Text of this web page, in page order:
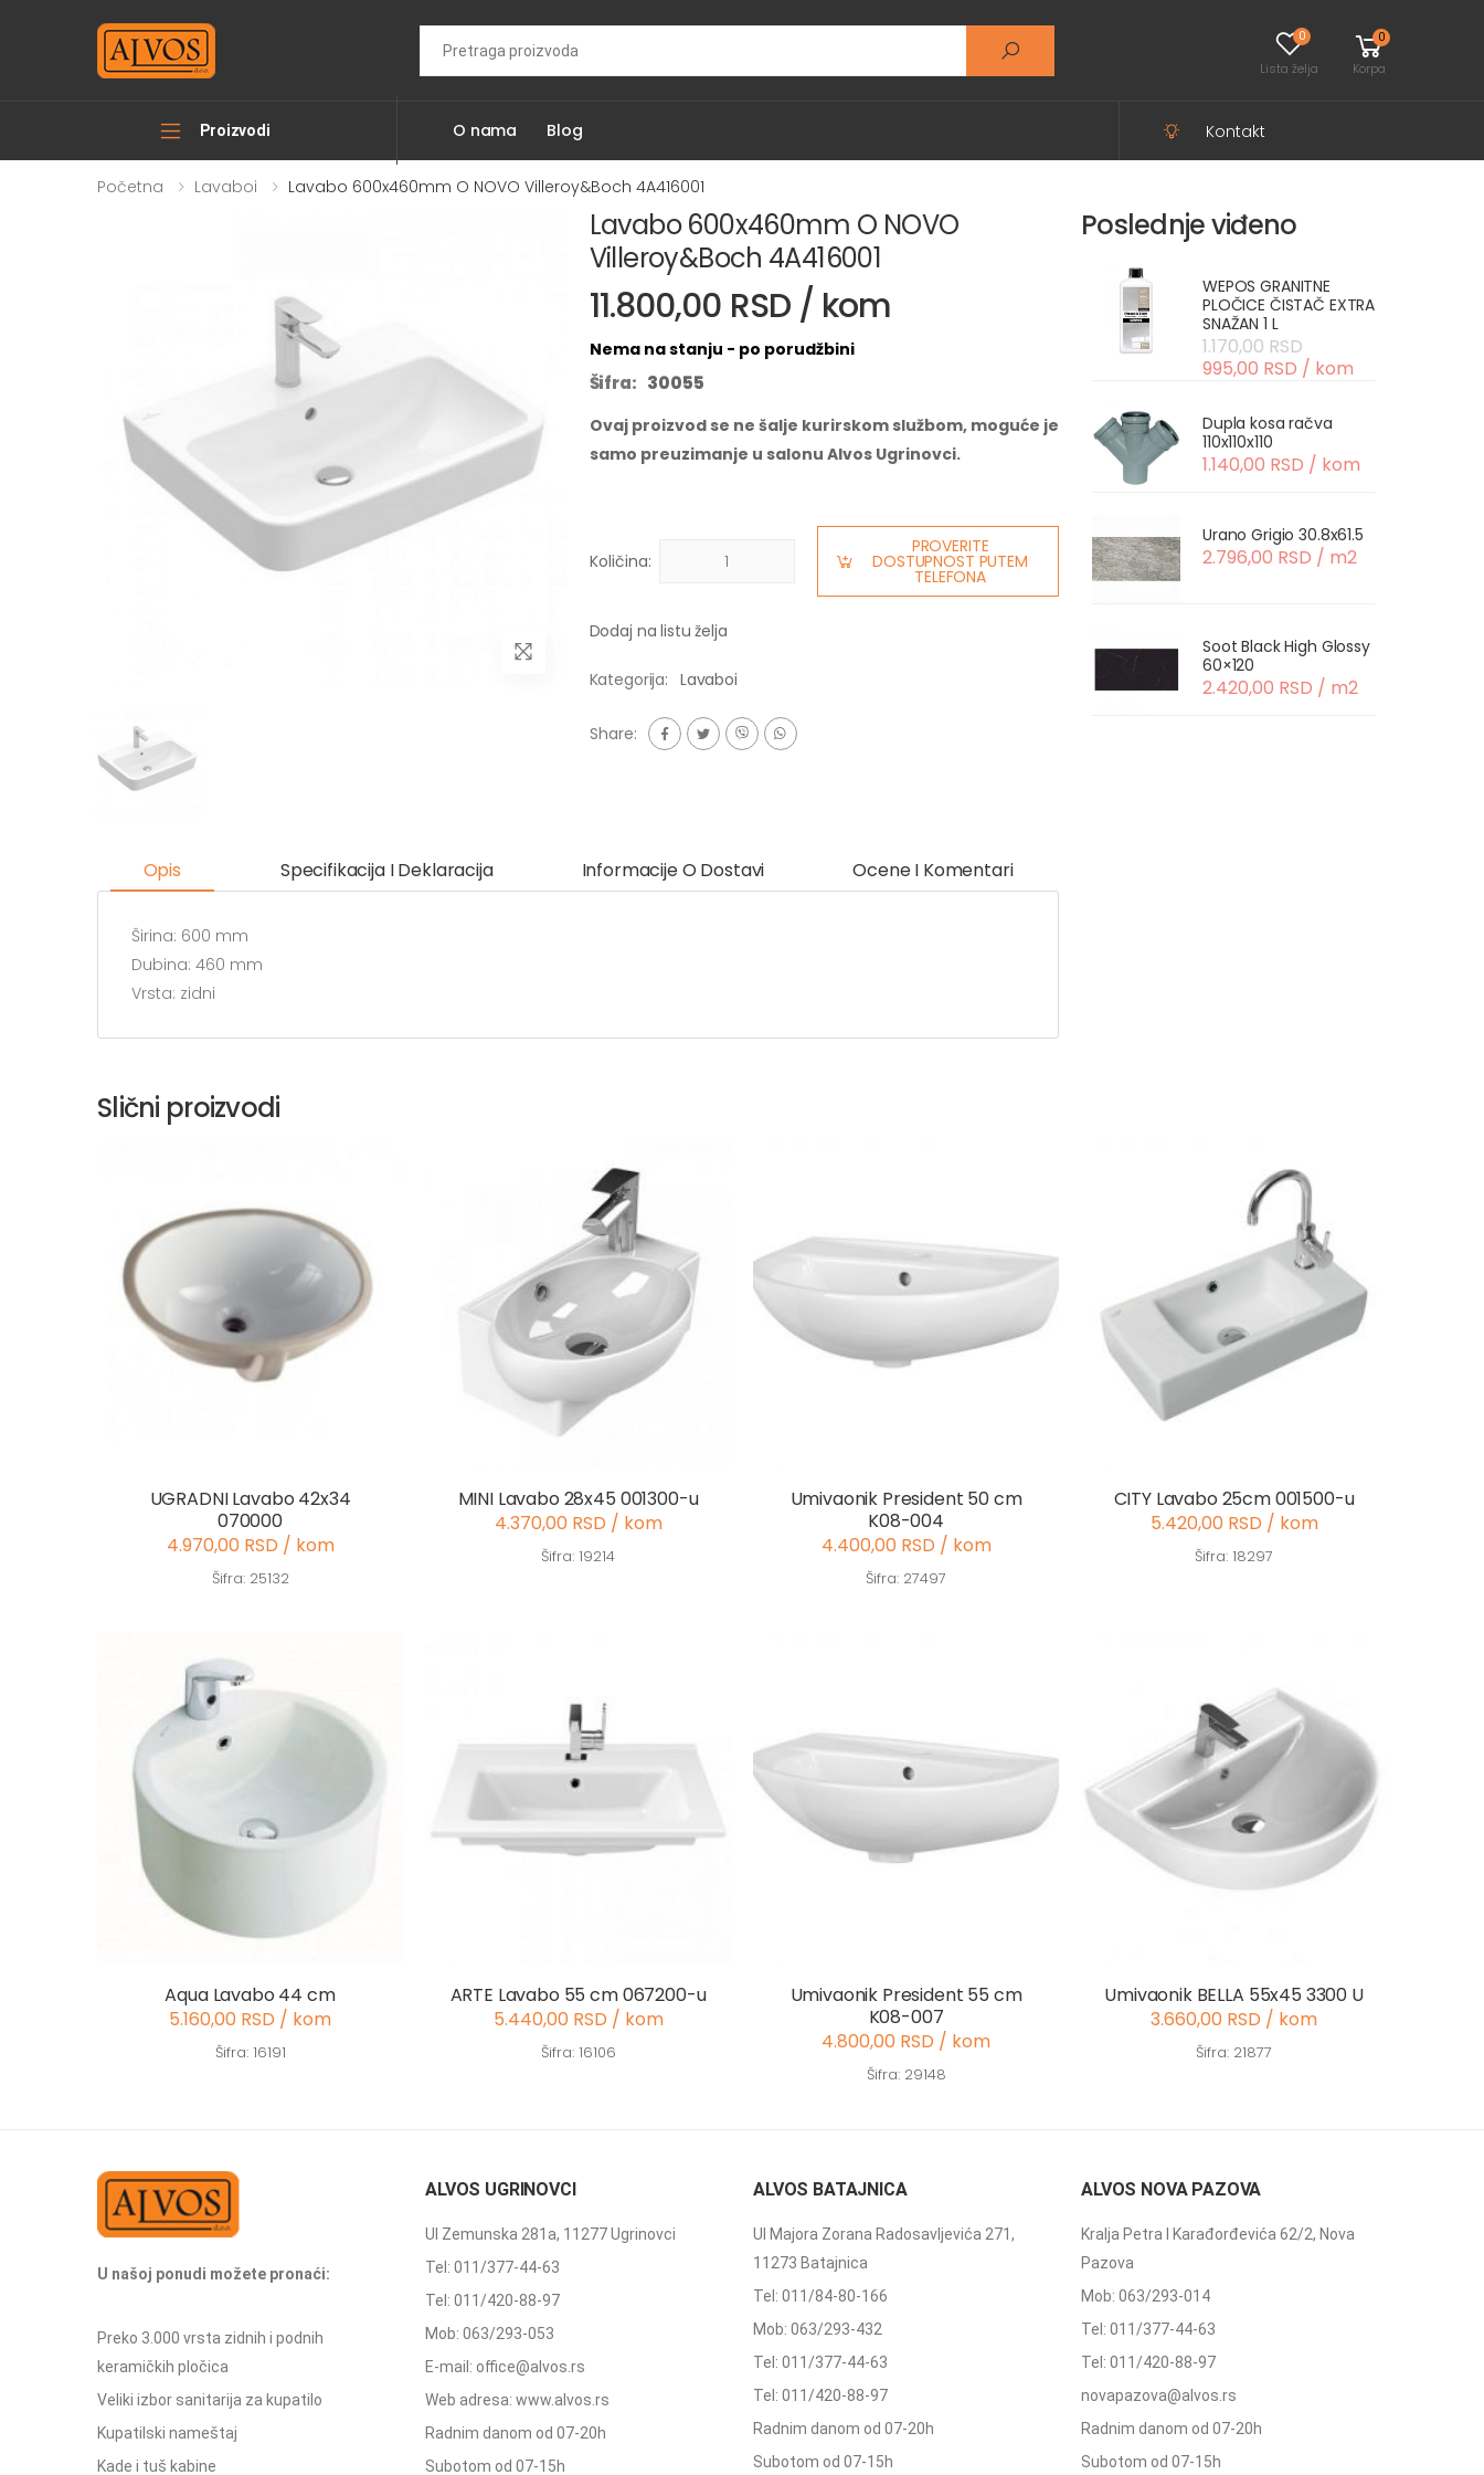
0
Lista želja
0
Korpa
Proizvodi O nama Blog Kontakt
Početna Lavaboi Lavabo 600x460mm O NOVO Villeroy&Boch 4A416001
Lavabo 600x460mm O NOVO
Villeroy&Boch 4A416001
11.800,00 RSD / kom
Nema na stanju - po porudžbini
Šifra: 30055
Ovaj proizvod se ne šalje kurirskom službom, moguće je
samo preuzimanje u salonu Alvos Ugrinovci.
Količina:
PROVERITE
DOSTUPNOST PUTEM
TELEFONA
Dodaj na listu želja
Kategorija: Lavaboi
Share:
Opis Specifikacija I Deklaracija Informacije O Dostavi Ocene I Komentari
Širina: 600 mm
Dubina: 460 mm
Vrsta: zidni
Poslednje viđeno
WEPOS GRANITNE
PLOČICE ČISTAČ EXTRA
SNAŽAN 1 L
1.170,00 RSD
995,00 RSD / kom
Dupla kosa račva
110x110x110
1.140,00 RSD / kom
Urano Grigio 30.8x61.5
2.796,00 RSD / m2
Soot Black High Glossy
60×120
2.420,00 RSD / m2
Slični proizvodi
UGRADNI Lavabo 42x34
070000
4.970,00 RSD / kom
Šifra: 25132
MINI Lavabo 28x45 001300-u
4.370,00 RSD / kom
Šifra: 19214
Umivaonik President 50 cm
K08-004
4.400,00 RSD / kom
Šifra: 27497
CITY Lavabo 25cm 001500-u
5.420,00 RSD / kom
Šifra: 18297
Aqua Lavabo 44 cm
5.160,00 RSD / kom
Šifra: 16191
ARTE Lavabo 55 cm 067200-u
5.440,00 RSD / kom
Šifra: 16106
Umivaonik President 55 cm
K08-007
4.800,00 RSD / kom
Šifra: 29148
Umivaonik BELLA 55x45 3300 U
3.660,00 RSD / kom
Šifra: 21877
U našoj ponudi možete pronaći:
Preko 3.000 vrsta zidnih i podnih
keramičkih pločica
Veliki izbor sanitarija za kupatilo
Kupatilski nameštaj
Kade i tuš kabine
ALVOS UGRINOVCI
Ul Zemunska 281a, 11277 Ugrinovci
Tel: 011/377-44-63
Tel: 011/420-88-97
Mob: 063/293-053
E-mail: office@alvos.rs
Web adresa: www.alvos.rs
Radnim danom od 07-20h
Subotom od 07-15h
ALVOS BATAJNICA
Ul Majora Zorana Radosavljevića 271,
11273 Batajnica
Tel: 011/84-80-166
Mob: 063/293-432
Tel: 011/377-44-63
Tel: 011/420-88-97
Radnim danom od 07-20h
Subotom od 07-15h
ALVOS NOVA PAZOVA
Kralja Petra I Karađorđevića 62/2, Nova
Pazova
Mob: 063/293-014
Tel: 011/377-44-63
Tel: 011/420-88-97
novapazova@alvos.rs
Radnim danom od 07-20h
Subotom od 07-15h